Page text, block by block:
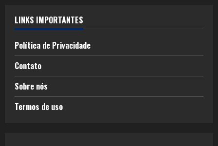
LINKS IMPORTANTES
Política de Privacidade
Contato
Sobre nós
Termos de uso